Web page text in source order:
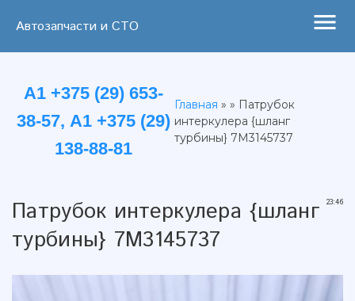
Автозапчасти и СТО menu
А1 +375 (29) 653-
38-57, А1 +375 (29)
138-88-81
Главная » » Патрубок
интеркулера {шланг
турбины} 7M3145737
23:46
Патрубок интеркулера {шланг
турбины} 7M3145737